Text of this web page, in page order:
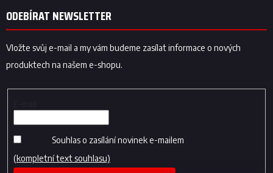
ODEBÍRAT NEWSLETTER
Vložte svůj e-mail a my vám budeme zasílat informace o nových
produktech na našem e-shopu.
Souhlas o zasílání novinek e-mailem
(kompletní text souhlasu)